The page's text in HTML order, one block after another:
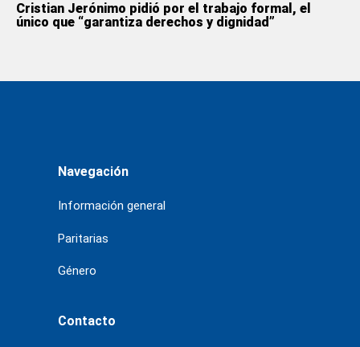
Cristian Jerónimo pidió por el trabajo formal, el
único que “garantiza derechos y dignidad”
Navegación
Información general
Paritarias
Género
Contacto